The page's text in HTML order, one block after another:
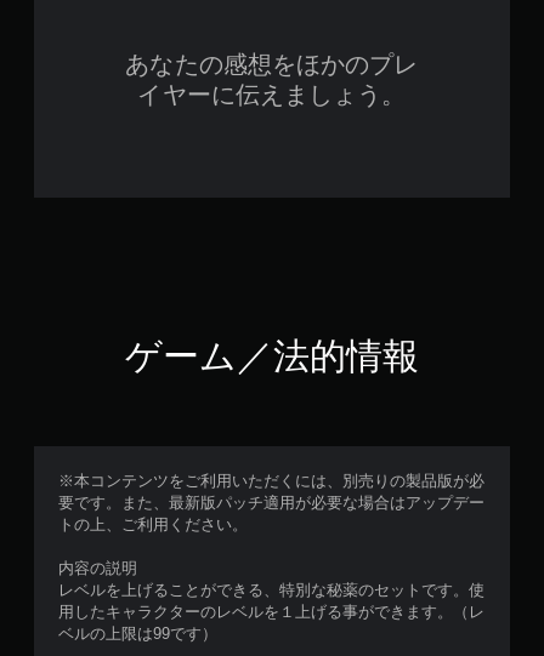
あなたの感想をほかのプレ
イヤーに伝えましょう。
ゲーム／法的情報
※本コンテンツをご利用いただくには、別売りの製品版が必
要です。また、最新版パッチ適用が必要な場合はアップデー
トの上、ご利用ください。
内容の説明
レベルを上げることができる、特別な秘薬のセットです。使
用したキャラクターのレベルを１上げる事ができます。（レ
ベルの上限は99です）